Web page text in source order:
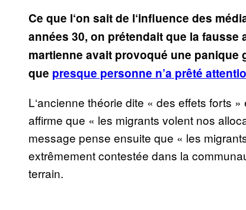
Ce que l‘on sait de l‘influence des
années 30, on prétendait que la
martienne avait provoqué une panique
que presque personne n’a prêté
L‘ancienne théorie dite « des effets forts
affirme que « les migrants volent nos
message pense ensuite que « les
extrêmement contestée dans la
terrain.